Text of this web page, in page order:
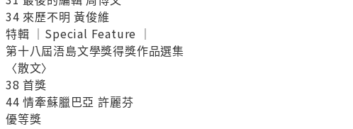
34 來歷不明 黃俊維
特輯 ｜Special Feature ｜
第十八屆浯島文學獎得獎作品選集 ​
〈散文〉
38 首獎
44 情牽蘇臘巴亞 許麗芬
優等獎